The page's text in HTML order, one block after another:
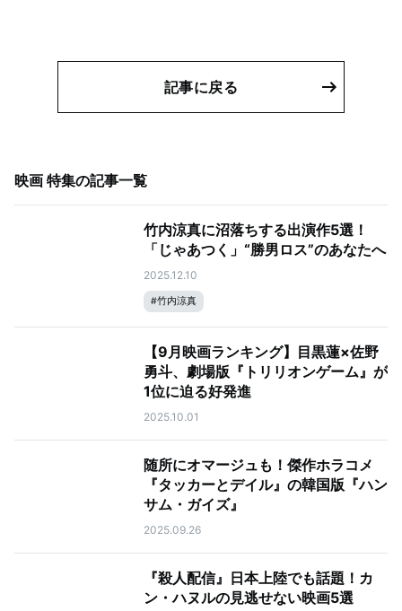
記事に戻る
映画 特集の記事一覧
竹内涼真に沼落ちする出演作5選！
「じゃあつく」“勝男ロス”のあなたへ
2025.12.10
#竹内涼真
【9月映画ランキング】目黒蓮×佐野
勇斗、劇場版『トリリオンゲーム』が
1位に迫る好発進
2025.10.01
随所にオマージュも！傑作ホラコメ
『タッカーとデイル』の韓国版『ハン
サム・ガイズ』
2025.09.26
『殺人配信』日本上陸でも話題！カ
ン・ハヌルの見逃せない映画5選